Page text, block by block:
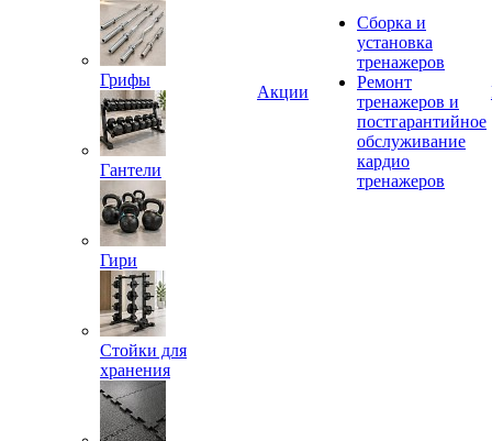
Грифы
Гантели
Гири
Стойки для
хранения
Акции
Сборка и
установка
тренажеров
Ремонт
тренажеров и
постгарантийное
обслуживание
кардио
тренажеров